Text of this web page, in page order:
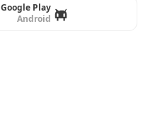
Google Play
Android